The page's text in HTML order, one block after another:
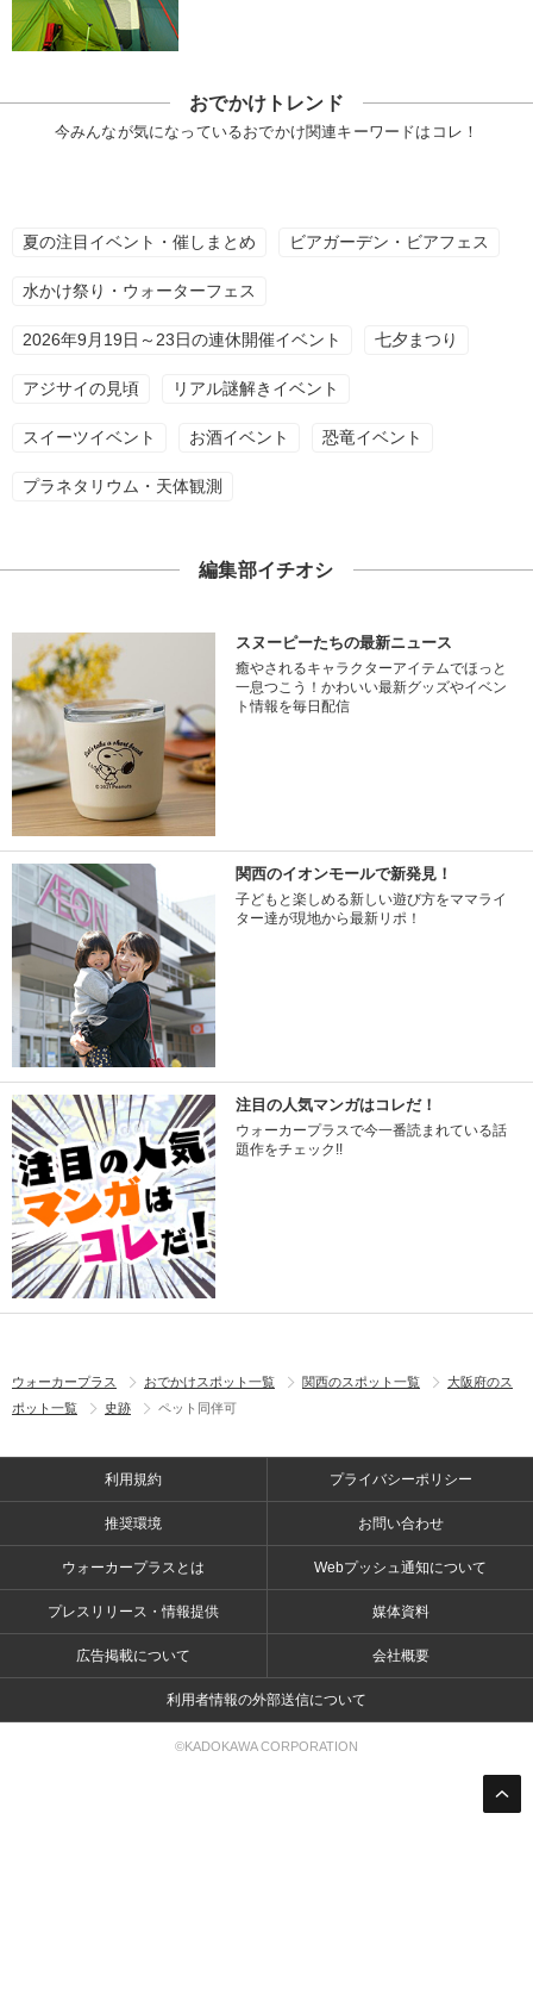
おでかけトレンド
今みんなが気になっているおでかけ関連キーワードはコレ！
夏の注目イベント・催しまとめ ビアガーデン・ビアフェス
水かけ祭り・ウォーターフェス
2026年9月19日～23日の連休開催イベント 七夕まつり
アジサイの見頃 リアル謎解きイベント
スイーツイベント お酒イベント 恐竜イベント
プラネタリウム・天体観測
編集部イチオシ
スヌーピーたちの最新ニュース
癒やされるキャラクターアイテムでほっと
一息つこう！かわいい最新グッズやイベン
ト情報を毎日配信
関西のイオンモールで新発見！
子どもと楽しめる新しい遊び方をママライ
ター達が現地から最新リポ！
注目の人気マンガはコレだ！
ウォーカープラスで今一番読まれている話
題作をチェック!!
ウォーカープラス おでかけスポット一覧 関西のスポット一覧
大阪府のス
ポット一覧
史跡 ペット同伴可
利用規約 プライバシーポリシー
推奨環境 お問い合わせ
ウォーカープラスとは Webプッシュ通知について
プレスリリース・情報提供 媒体資料
広告掲載について 会社概要
利用者情報の外部送信について
©KADOKAWA CORPORATION